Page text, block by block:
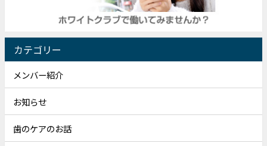
カテゴリー
メンバー紹介
お知らせ
歯のケアのお話